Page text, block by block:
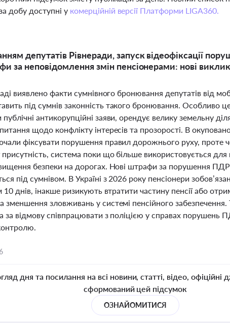
добу доступні у комерційній версії Платформи LIGA360.
депутатів Рівнеради, запуск відеофіксації
за неповідомлення змін пенсіонерами: нові
виявлено факти сумнівного бронювання депутатів від
під сумнів законність такого бронювання. Особливо
антикорупційні заяви, орендує велику земельну
щодо конфлікту інтересів та прозорості. В
фіксувати порушення правил дорожнього руху, проте
система поки що більше використовується
безпеки на дорогах. Нові штрафи за порушення ПДР
під сумнівом. В Україні з 2026 року пенсіонери
10 днів, інакше ризикують втратити частину пенсії або
зловживань у системі пенсійного забезпечення.
за відмову співпрацювати з поліцією у справах порушень
дня та посилання на всі новини, статті, відео, офіційні
сформований цей підсумок
ОЗНАЙОМИТИСЯ